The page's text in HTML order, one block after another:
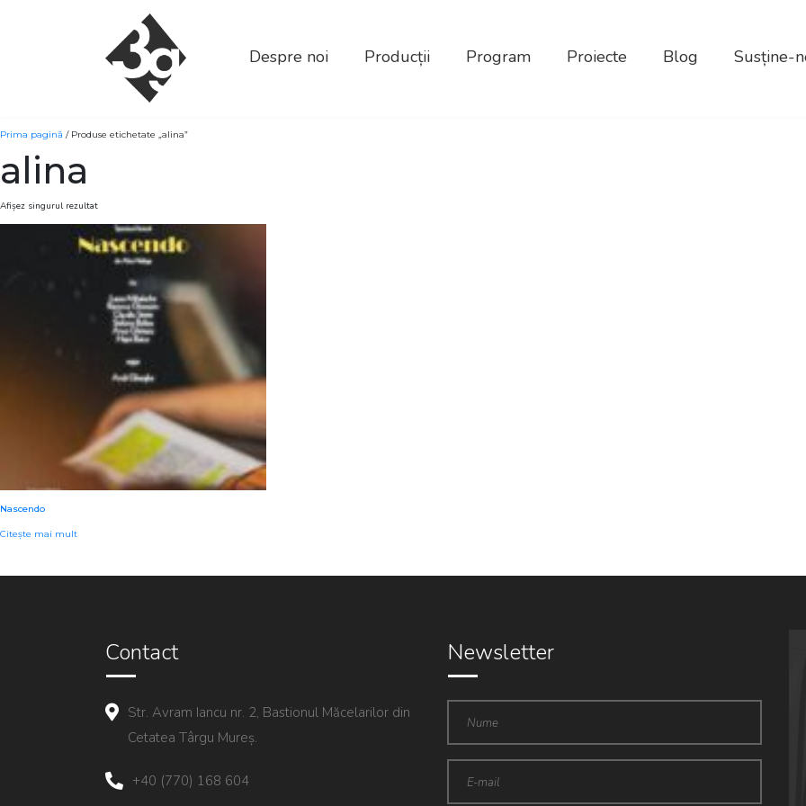
Despre noi Producții Program Proiecte Blog Susține-
Prima pagină / Produse etichetate „alina”
alina
Afișez singurul rezultat
Nascendo
Citește mai mult
Contact
Str. Avram Iancu nr. 2, Bastionul Măcelarilor din
Cetatea Târgu Mureș.
+40 (770) 168 604
Newsletter